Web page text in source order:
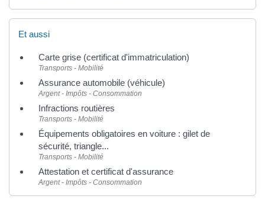
Et aussi
Carte grise (certificat d'immatriculation)
Transports - Mobilité
Assurance automobile (véhicule)
Argent - Impôts - Consommation
Infractions routières
Transports - Mobilité
Équipements obligatoires en voiture : gilet de
sécurité, triangle...
Transports - Mobilité
Attestation et certificat d'assurance
Argent - Impôts - Consommation